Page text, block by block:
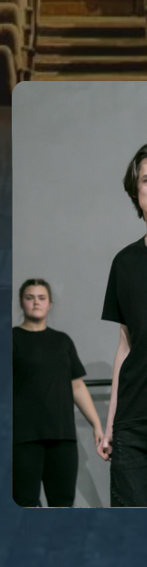
08.10.2022
Название спектакля
Редатируемый текст